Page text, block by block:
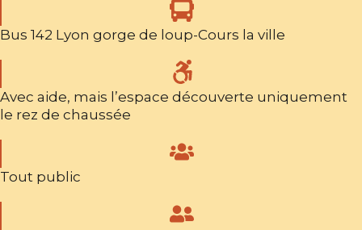
Bus 142 Lyon gorge de loup-Cours la ville
Avec aide, mais l’espace découverte uniquement
le rez de chaussée
Tout public